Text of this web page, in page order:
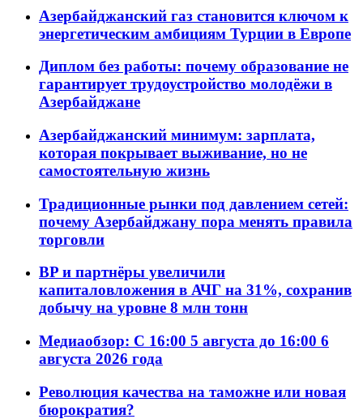
Азербайджанский газ становится ключом к
энергетическим амбициям Турции в Европе
Диплом без работы: почему образование не
гарантирует трудоустройство молодёжи в
Азербайджане
Азербайджанский минимум: зарплата,
которая покрывает выживание, но не
самостоятельную жизнь
Традиционные рынки под давлением сетей:
почему Азербайджану пора менять правила
торговли
BP и партнёры увеличили
капиталовложения в АЧГ на 31%, сохранив
добычу на уровне 8 млн тонн
Медиаобзор: С 16:00 5 августа до 16:00 6
августа 2026 года
Революция качества на таможне или новая
бюрократия?